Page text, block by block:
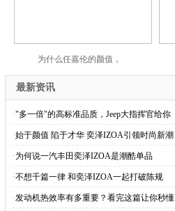
为什么任嘉伦的颜值，
最新资讯
·"多一倍"的高标准品质，Jeep大指挥官给你
·始于颜值 陷于才华 奕泽IZOA引领时尚新潮
·为何说一汽丰田奕泽IZOA是潮酷单品
·不想千篇一律 和奕泽IZOA一起打破陈规
·发动机热效率有多重要？看完这篇让你秒懂